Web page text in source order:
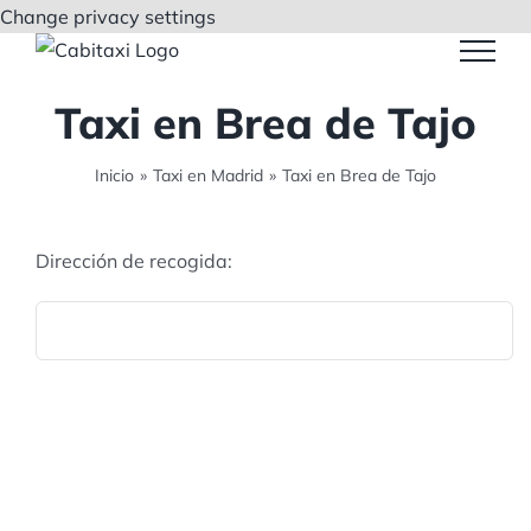
Change privacy settings
Taxi en Brea de Tajo
Inicio » Taxi en Madrid » Taxi en Brea de Tajo
Dirección de recogida: